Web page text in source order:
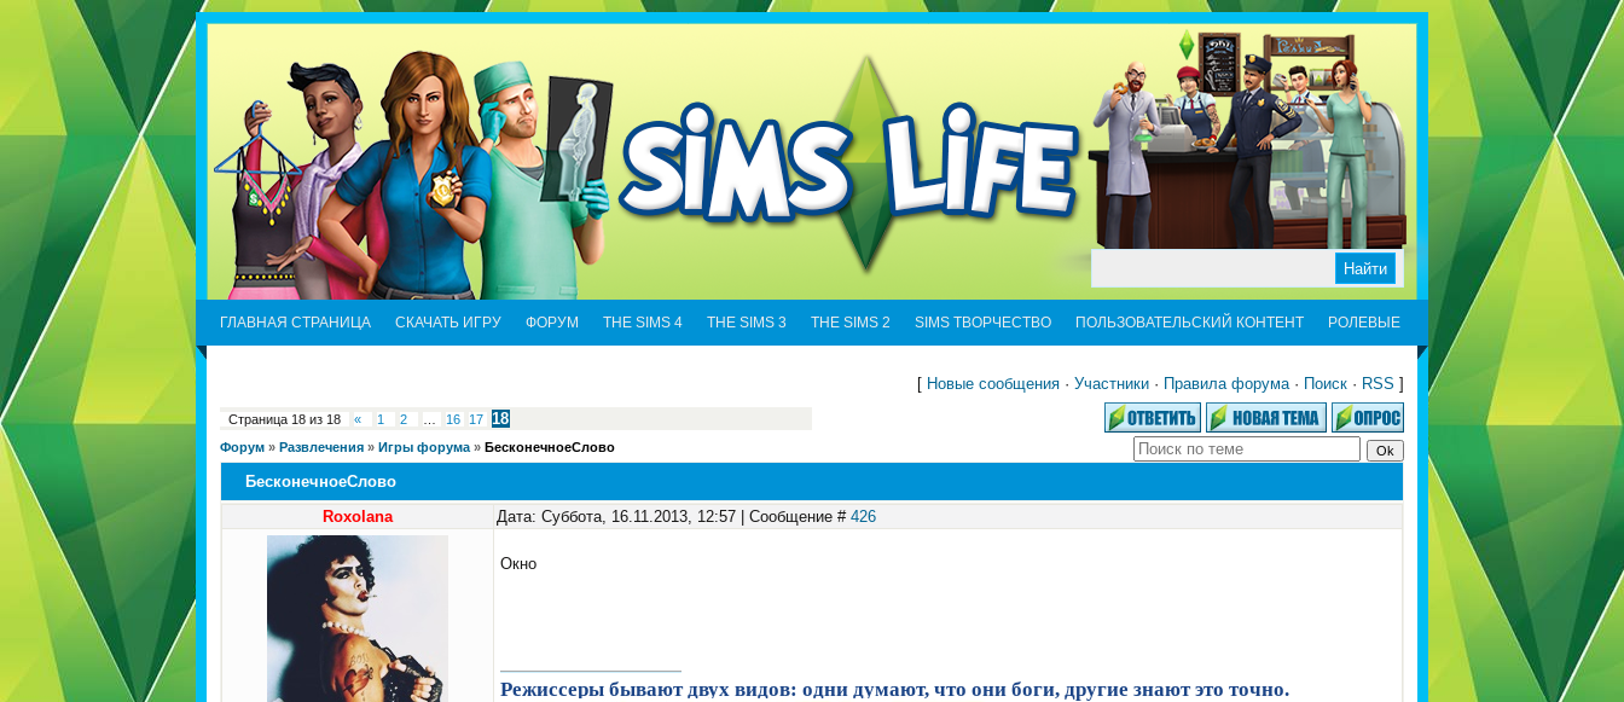
ГЛАВНАЯ СТРАНИЦА СКАЧАТЬ ИГРУ ФОРУМ THE SIMS 4 THE SIMS 3 THE SIMS 2 SIMS ТВОРЧЕСТВО ПОЛЬЗОВАТЕЛЬСКИЙ КОНТЕНТ РОЛЕВЫЕ
[ Новые сообщения · Участники · Правила форума· Поиск · RSS ]
Страница 18 из 18 « 1 2 16 17 18
Форум » Развлечения » Игры форума » БесконечноеСлово
БесконечноеСлово
Roxolana
Дата: Суббота, 16.11.2013, 12:57 | Сообщение # 426
Окно
Режиссеры бывают двух видов: одни думают, что они боги, другие знают это точно.